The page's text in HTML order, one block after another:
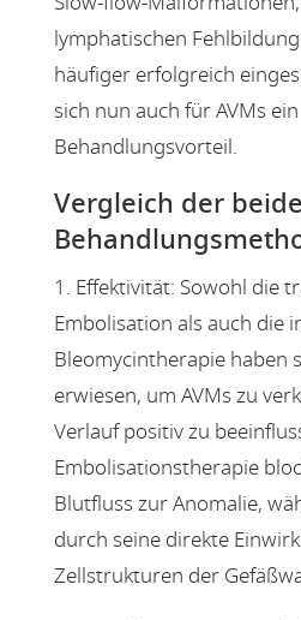
lymphatischen
häufiger erfolgreich
sich nun auch für AVMs ein
Behandlungsvorteil.
Vergleich der
1. Effektivität: Sowohl die
Embolisation als auch die
Bleomycintherapie haben
erwiesen, um AVMs zu
Verlauf positiv zu
Embolisationstherapie
Blutfluss zur Anomalie,
durch seine direkte
Zellstrukturen der